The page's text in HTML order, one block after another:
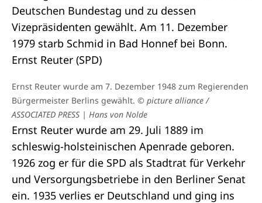
Deutschen Bundestag und zu dessen
Vizepräsidenten gewählt. Am 11. Dezember
1979 starb Schmid in Bad Honnef bei Bonn.
Ernst Reuter (SPD)
Ernst Reuter wurde am 7. Dezember 1948 zum Regierenden
Bürgermeister Berlins gewählt. © picture alliance /
ASSOCIATED PRESS | Hans von Nolde
Ernst Reuter wurde am 29. Juli 1889 im
schleswig-holsteinischen Apenrade geboren.
1926 zog er für die SPD als Stadtrat für Verkehr
und Versorgungsbetriebe in den Berliner Senat
ein. 1935 verlies er Deutschland und ging ins